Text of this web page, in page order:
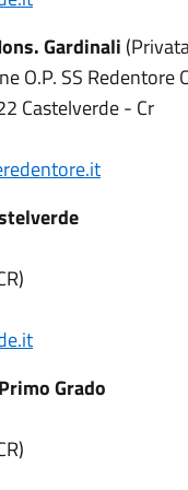
Gardinali
O.P. SS Redentore
Castelverde - Cr
Grado